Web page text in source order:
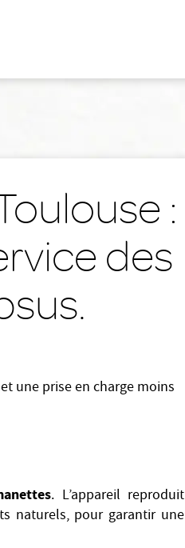
:
des
une prise en charge moins
. L’appareil reproduit
naturels, pour garantir une